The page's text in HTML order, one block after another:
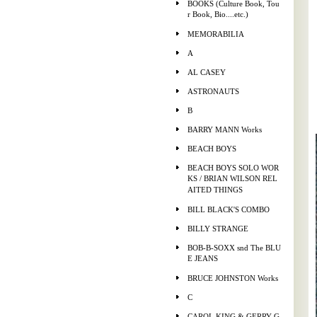
BOOKS (Culture Book, Tou
r Book, Bio....etc.)
MEMORABILIA
A
AL CASEY
ASTRONAUTS
B
BARRY MANN Works
BEACH BOYS
BEACH BOYS SOLO WOR
KS / BRIAN WILSON REL
AITED THINGS
BILL BLACK'S COMBO
BILLY STRANGE
BOB-B-SOXX snd The BLU
E JEANS
BRUCE JOHNSTON Works
C